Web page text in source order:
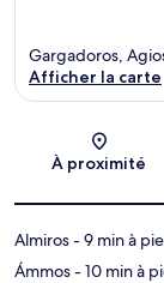
Gargadoros,
Afficher la carte
À proximité
Almiros- 9 min à
Ámmos- 10 min à